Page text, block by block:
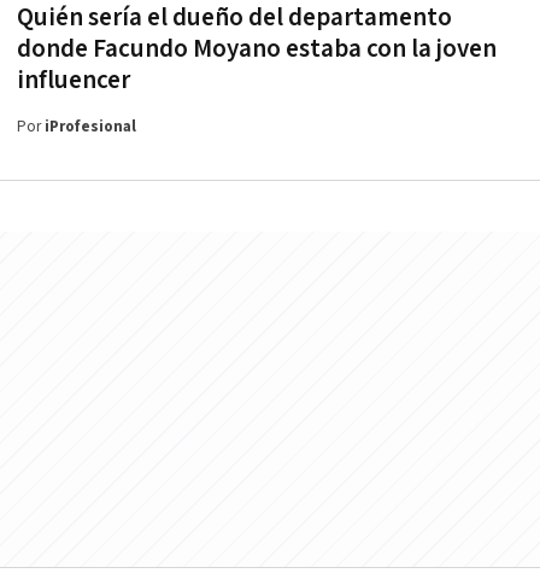
Quién sería el dueño del departamento
donde Facundo Moyano estaba con la joven
influencer
PoriProfesional